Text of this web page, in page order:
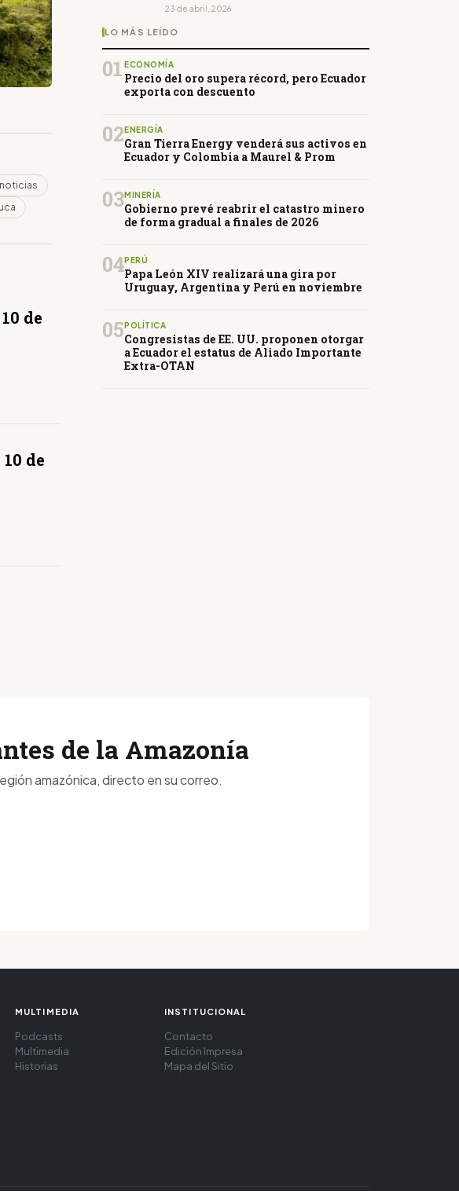
de
de
23 de abril, 2026
LO MÁS LEÍDO
01 ECONOMÍA
Precio del oro supera récord, pero Ecuador
exporta con descuento
02 ENERGÍA
Gran Tierra Energy venderá sus activos en
Ecuador y Colombia a Maurel & Prom
03MINERÍA
Gobierno prevé reabrir el catastro minero
de forma gradual a finales de 2026
04PERÚ
Papa León XIV realizará una gira por
Uruguay, Argentina y Perú en noviembre
05 POLÍTICA
Congresistas de EE. UU. proponen otorgar
a Ecuador el estatus de Aliado Importante
Extra-OTAN
de la Amazonía
amazónica, directo en su correo.
MULTIMEDIA
Podcasts
Multimedia
Historias
INSTITUCIONAL
Contacto
Edición Impresa
Mapa del Sitio